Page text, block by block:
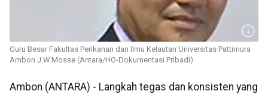
Guru Besar Fakultas Perikanan dan Ilmu Kelautan Universitas Pattimura
Ambon J.W.Mosse (Antara/HO-Dokumentasi Pribadi)
Ambon (ANTARA) - Langkah tegas dan konsisten yang